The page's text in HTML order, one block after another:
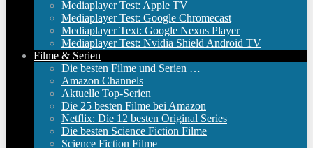
Mediaplayer Test: Apple TV
Mediaplayer Test: Google Chromecast
Mediaplayer Text: Google Nexus Player
Mediaplayer Test: Nvidia Shield Android TV
Filme & Serien
Die besten Filme und Serien …
Amazon Channels
Aktuelle Top-Serien
Die 25 besten Filme bei Amazon
Netflix: Die 12 besten Original Series
Die besten Science Fiction Filme
Science Fiction Filme